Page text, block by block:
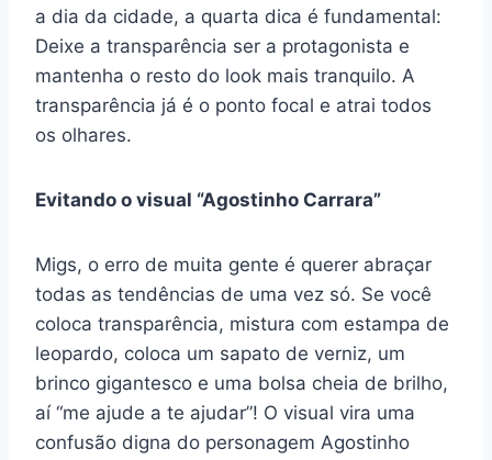
a dia da cidade, a quarta dica é fundamental:
Deixe a transparência ser a protagonista e
mantenha o resto do look mais tranquilo. A
transparência já é o ponto focal e atrai todos
os olhares.
Evitando o visual “Agostinho Carrara”
Migs, o erro de muita gente é querer abraçar
todas as tendências de uma vez só. Se você
coloca transparência, mistura com estampa de
leopardo, coloca um sapato de verniz, um
brinco gigantesco e uma bolsa cheia de brilho,
aí “me ajude a te ajudar”! O visual vira uma
confusão digna do personagem Agostinho